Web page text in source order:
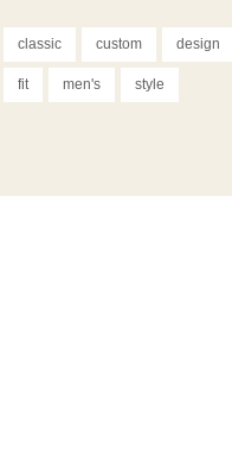
classic custom design
fit men's style